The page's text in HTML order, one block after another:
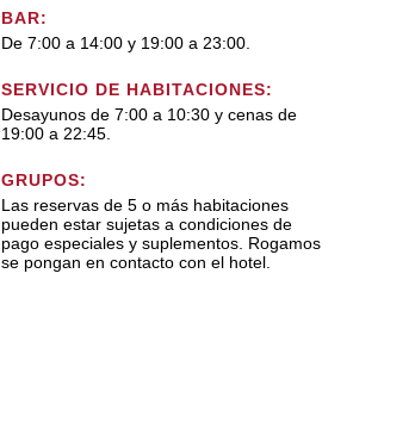
BAR:
De 7:00 a 14:00 y 19:00 a 23:00.
SERVICIO DE HABITACIONES:
Desayunos de 7:00 a 10:30 y cenas de
19:00 a 22:45.
GRUPOS:
Las reservas de 5 o más habitaciones
pueden estar sujetas a condiciones de
pago especiales y suplementos. Rogamos
se pongan en contacto con el hotel.